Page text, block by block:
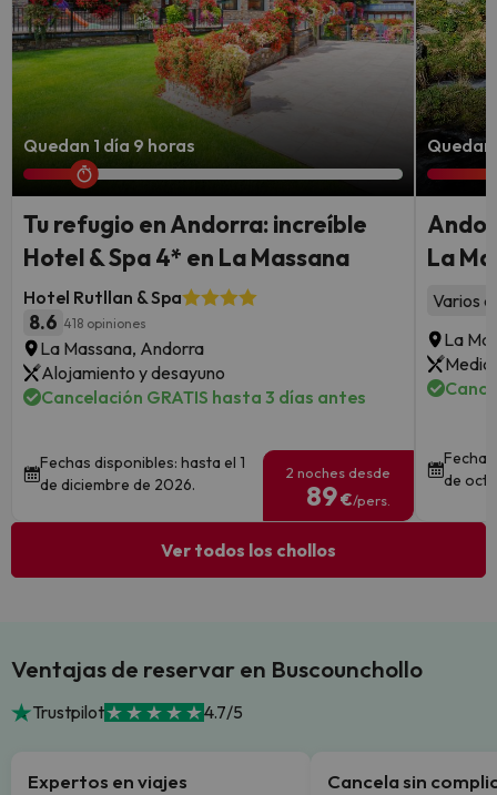
Quedan 1 día 9 horas
Tu refugio en Andorra: increíble
Hotel & Spa 4* en La Massana
Hotel Rutllan & Spa
8.6 418 opiniones
La Massana, Andorra
Alojamiento y desayuno
Cancelación GRATIS hasta 3 días antes
Fechas disponibles: hasta el 1
de diciembre de 2026.
2 noches desde
89€/pers.
La
Varios
La
Media
de
Ver todos los chollos
Ventajas de reservar en Buscounchollo
Trustpilot 4.7/5
Expertos en viajes Cancela sin